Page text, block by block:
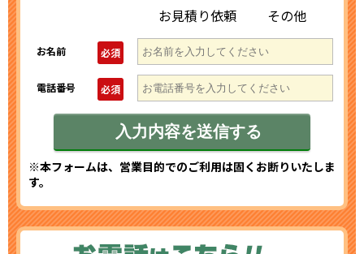
お見積り依頼
その他
お名前 必須
電話番号 必須
※本フォームは、営業目的でのご利用は固くお断りいたしま
す。